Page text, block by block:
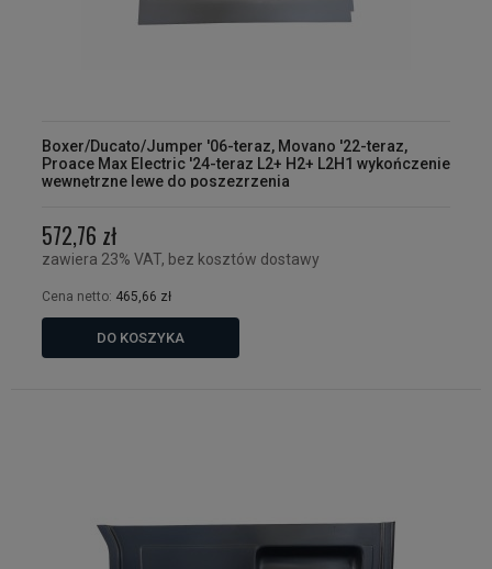
Boxer/Ducato/Jumper '06-teraz, Movano '22-teraz,
Proace Max Electric '24-teraz L2+ H2+ L2H1 wykończenie
wewnętrzne lewe do poszezrzenia
572,76 zł
zawiera 23% VAT, bez kosztów dostawy
Cena netto: 465,66 zł
DO KOSZYKA